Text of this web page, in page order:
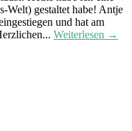
gestaltet habe! Antje
und hat am
Weiterlesen →